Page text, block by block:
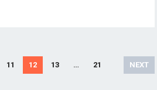
11 12 13 … 21 NEXT